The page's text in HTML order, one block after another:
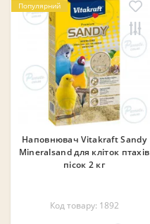
Популярний
Наповнювач Vitakraft Sandy
Mineralsand для кліток птахів
пісок 2 кг
Код товару: 1892